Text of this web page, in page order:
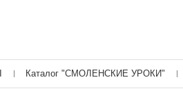
Каталог "СМОЛЕНСКИЕ УРОКИ"